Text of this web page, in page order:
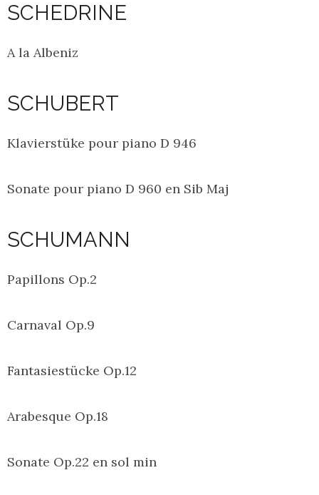
SCHEDRINE
A la Albeniz
SCHUBERT
Klavierstüke pour piano D 946
Sonate pour piano D 960 en Sib Maj
SCHUMANN
Papillons Op.2
Carnaval Op.9
Fantasiestücke Op.12
Arabesque Op.18
Sonate Op.22 en sol min